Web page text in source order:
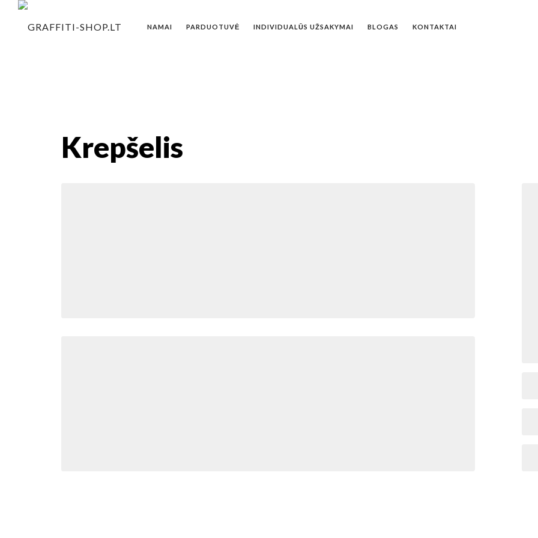
NAMAI PARDUOTUVĖ INDIVIDUALŪS UŽSAKYMAI BLOGAS KONTAKTAI
Krepšelis